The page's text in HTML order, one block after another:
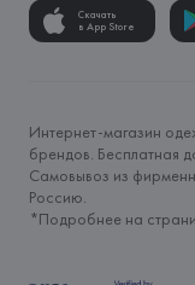
Скачать
в App Store
Интернет-магазин
брендов. Бесплатная
Самовывоз из
Россию.
*Подробнее на